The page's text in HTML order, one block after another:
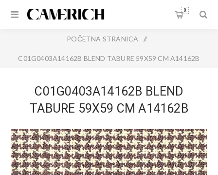
0
POČETNA STRANICA /
C01G0403A14162B BLEND TABURE 59X59 CM A14162B
C01G0403A14162B BLEND
TABURE 59X59 CM A14162B